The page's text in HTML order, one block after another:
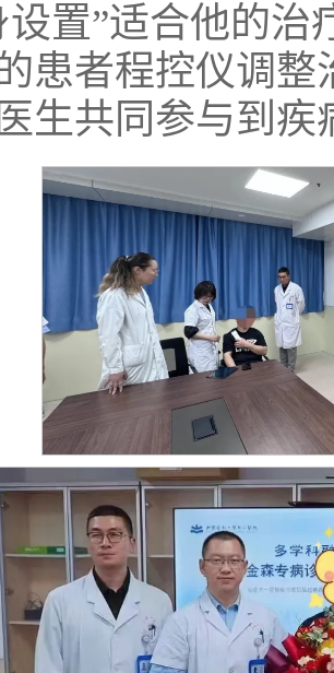
设置”适合他的
患者程控仪调
生共同参与到疾